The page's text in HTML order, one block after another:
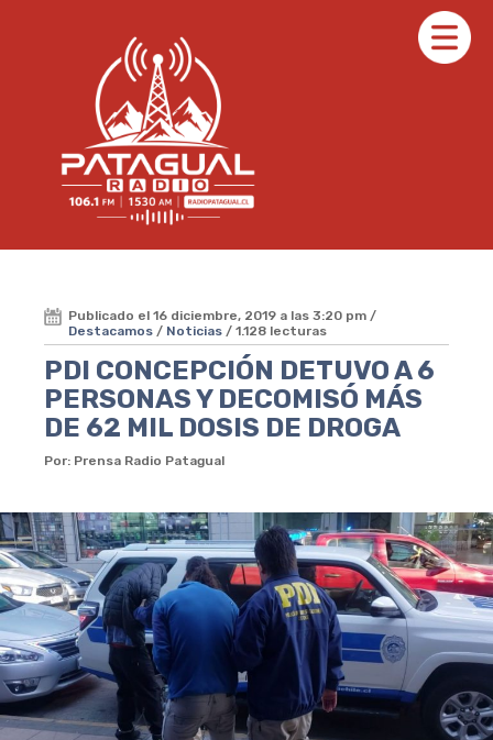
Publicado el 16 diciembre, 2019 a las 3:20 pm /
Destacamos / Noticias / 1.128 lecturas
PDI CONCEPCIÓN DETUVO A 6
PERSONAS Y DECOMISÓ MÁS
DE 62 MIL DOSIS DE DROGA
Por: Prensa Radio Patagual